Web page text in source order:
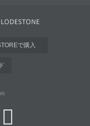
で購入